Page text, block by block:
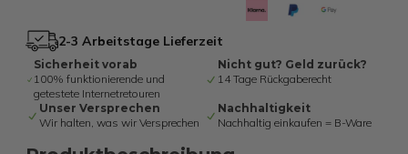
2-3 Arbeitstage Lieferzeit
Sicherheit vorab
100% funktionierende und
getestete Internetretouren
Nicht gut? Geld zurück?
14 Tage Rückgaberecht
Unser Versprechen
Wir halten, was wir Versprechen
Nachhaltigkeit
Nachhaltig einkaufen = B-Ware